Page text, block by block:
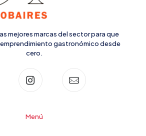
mejores marcas del sector para que
gastronómico desde
cero.
Menú